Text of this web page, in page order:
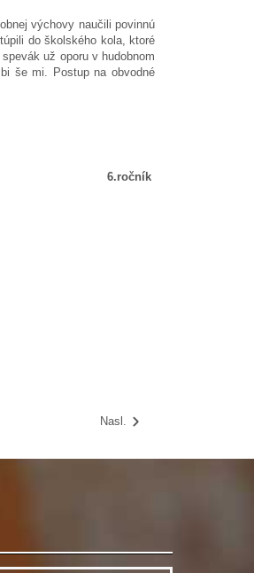
výchovy naučili povinnú
do školského kola, ktoré
už oporu v hudobnom
še mi. Postup na obvodné
6.ročník
Nasl.